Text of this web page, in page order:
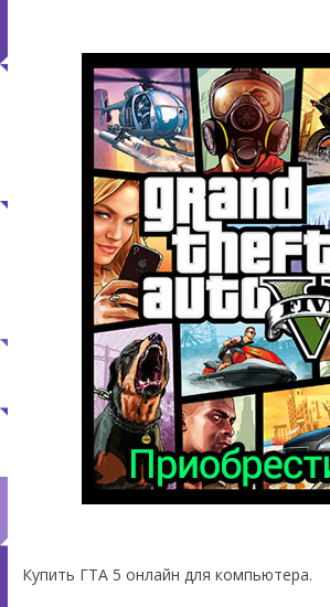
Купить ГТА 5 онлайн для компьютера.